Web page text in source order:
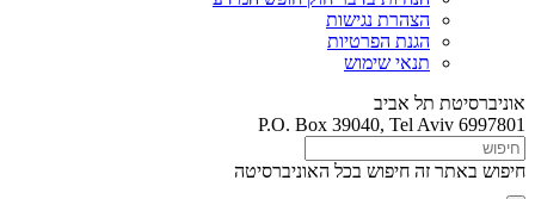
הצהרת נגישות
הגנת הפרטיות
תנאי שימוש
אוניברסיטת תל אביב
P.O. Box 39040, Tel Aviv 6997801
חיפוש באתר זה חיפוש בכל האוניברסיטה